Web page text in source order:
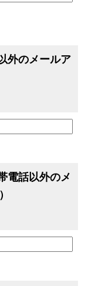
外のメールア
電話以外のメ